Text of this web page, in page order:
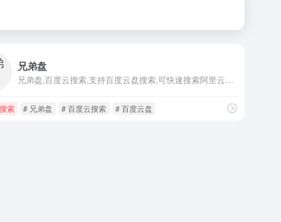
兄弟盘
索 # 兄弟盘 # 百度云搜索 # 百度云盘